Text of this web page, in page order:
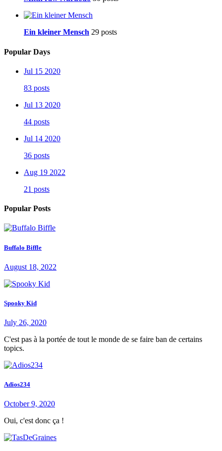
Ein kleiner Mensch 29 posts
Popular Days
Jul 15 2020
83 posts
Jul 13 2020
44 posts
Jul 14 2020
36 posts
Aug 19 2022
21 posts
Popular Posts
Buffalo Biffle
August 18, 2022
Spooky Kid
July 26, 2020
C'est pas à la portée de tout le monde de se faire ban de certains
topics.
Adios234
October 9, 2020
Oui, c'est donc ça !